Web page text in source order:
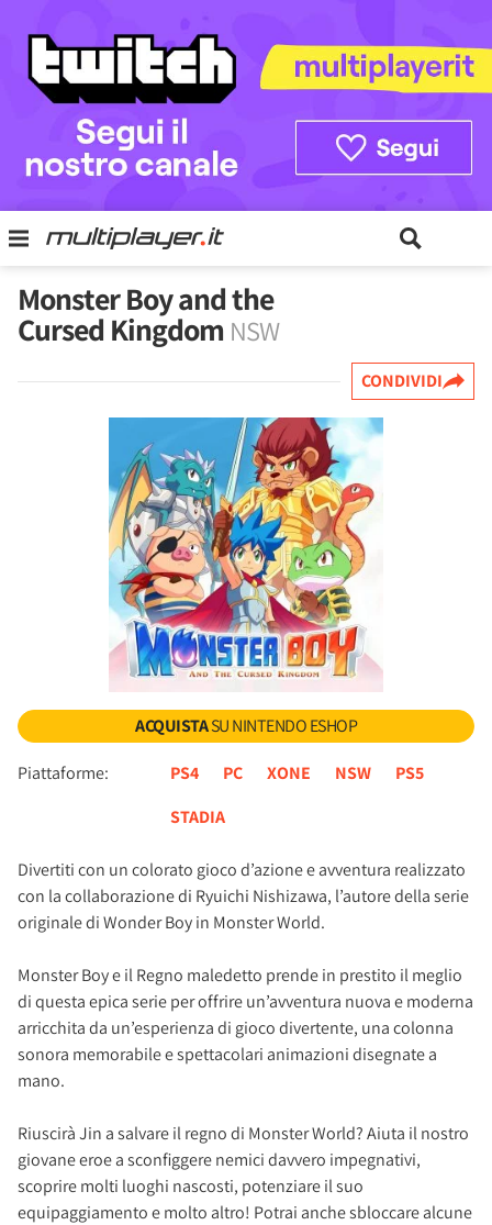
Monster Boy and the
Cursed Kingdom NSW
CONDIVIDI
ACQUISTASU NINTENDO ESHOP
Piattaforme: PS4 PC XONE NSW
PS5
STADIA
Divertiti con un colorato gioco d’azione e avventura realizzato
con la collaborazione di Ryuichi Nishizawa, l’autore della serie
originale di Wonder Boy in Monster World.
Monster Boy e il Regno maledetto prende in prestito il meglio
di questa epica serie per offrire un’avventura nuova e moderna
arricchita da un’esperienza di gioco divertente, una colonna
sonora memorabile e spettacolari animazioni disegnate a
mano.
Riuscirà Jin a salvare il regno di Monster World? Aiuta il nostro
giovane eroe a sconfiggere nemici davvero impegnativi,
scoprire molti luoghi nascosti, potenziare il suo
equipaggiamento e molto altro! Potrai anche sbloccare alcune